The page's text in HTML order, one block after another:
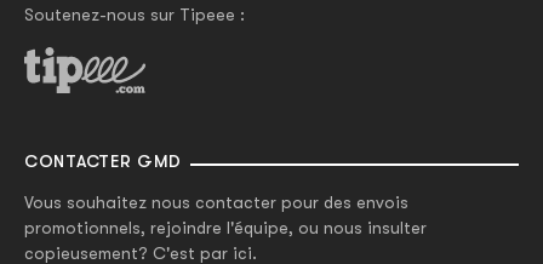
Soutenez-nous sur Tipeee :
CONTACTER GMD
Vous souhaitez nous contacter pour des envois
promotionnels, rejoindre l'équipe, ou nous insulter
copieusement? C'est par ici.